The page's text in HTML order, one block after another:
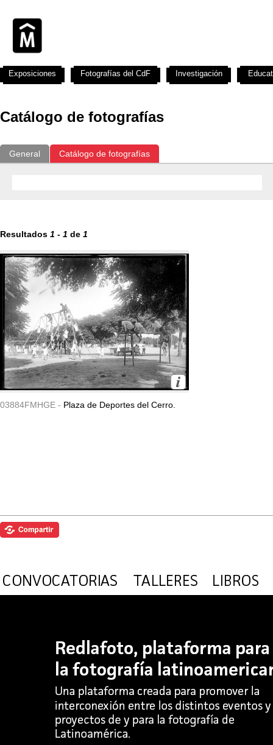
Catálogo de fotografías
General Catálogo de fotografías
Resultados 1 - 1 de 1
03884FMHGE - Plaza de Deportes del Cerro.
Exposiciones Fotografías del CdF Investigación